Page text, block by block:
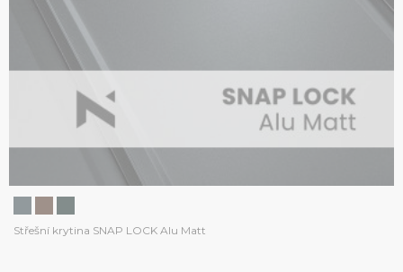
Střešní krytina SNAP LOCK Alu Matt